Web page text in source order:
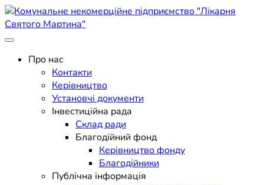
Skip
to
content
Комунальне некомерційне
підприємство "Лікарня
Святого Мартина"
Поліклініка Мукачево
Про нас
Контакти
Керівництво
Установчі документи
Інвестиційна рада
Склад ради
Благодійний фонд
Керівництво фонду
Благодійники
Публічна інформація